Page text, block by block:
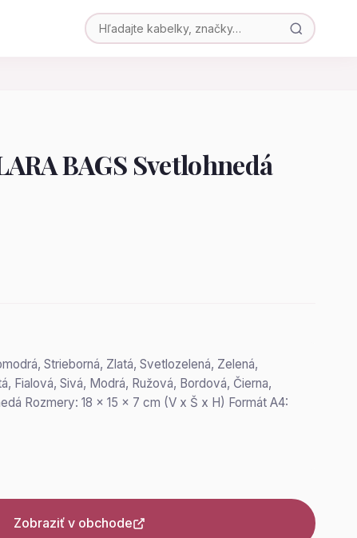
BAGS Svetlohnedá
Strieborná, Zlatá, Svetlozelená, Zelená,
Fialová, Sivá, Modrá, Ružová, Bordová, Čierna,
Rozmery: 18 x 15 x 7 cm (V x Š x H) Formát A4:
Zobraziť v obchode